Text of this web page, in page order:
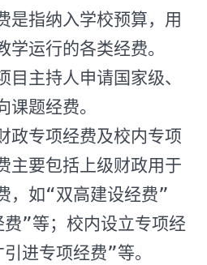
是指纳入学校预算，用
运行的各类经费。
目主持人申请国家级、
课题经费。
政专项经费及校内专项
主要包括上级财政用于
，如“双高建设经费”
”等；校内设立专项经
进专项经费”等。